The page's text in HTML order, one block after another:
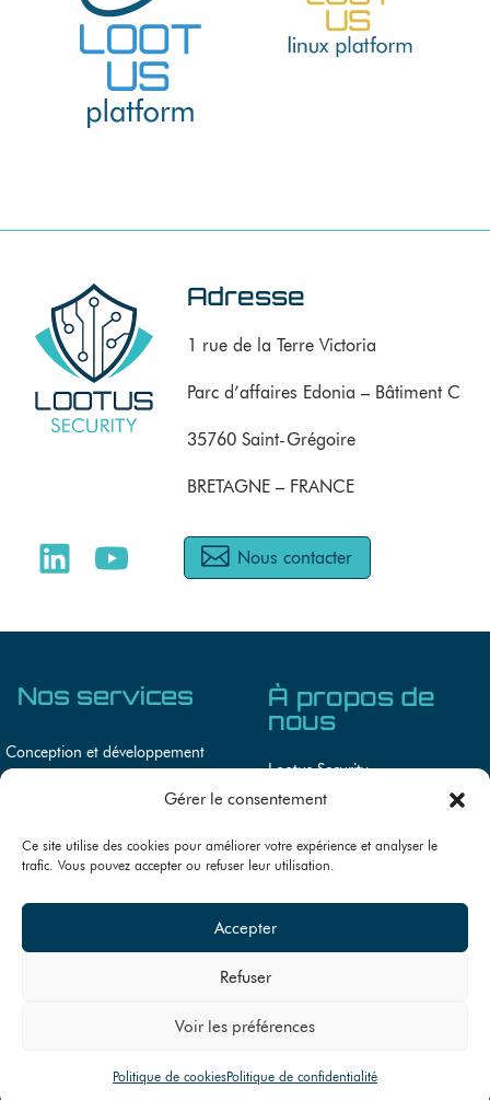
Gérer le consentement
Ce site utilise des cookies pour améliorer votre expérience et analyser le
trafic. Vous pouvez accepter ou refuser leur utilisation.
Accepter
Refuser
Voir les préférences
Politique de cookiesPolitique de confidentialité
Adresse
1 rue de la Terre Victoria
Parc d’affaires Edonia – Bâtiment C
35760 Saint-Grégoire
BRETAGNE – FRANCE
Nous contacter
Nos services
Conception et développement
Audit de sécurité IoT, OT et systèmes
Conseils en cybersécurité
À propos de
nous
Lootus Security
Lootus Academy
Actualités